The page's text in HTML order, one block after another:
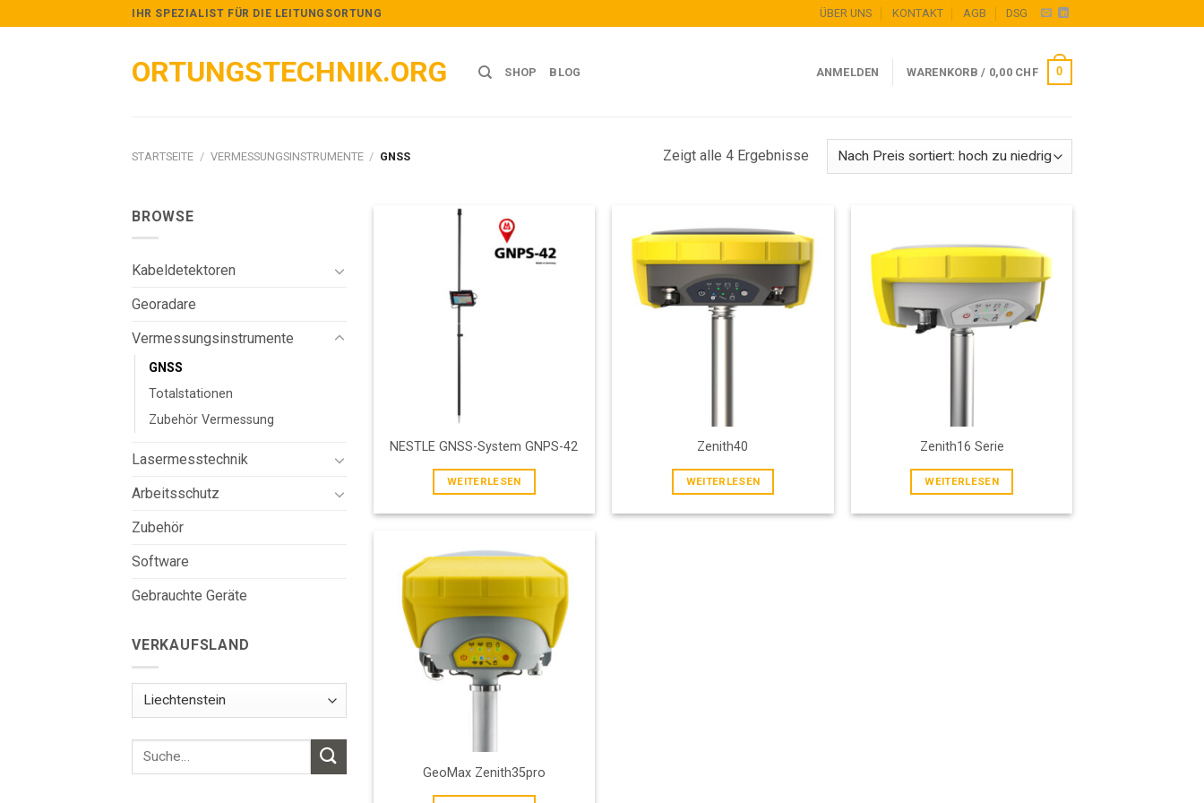
to
IHR SPEZIALIST FÜR DIE LEITUNGSORTUNG ÜBER UNS KONTAKT AGB DSG
ORTUNGSTECHNIK.ORG SHOP BLOG ANMELDEN WARENKORB / 0,00 CHF 0
STARTSEITE / VERMESSUNGSINSTRUMENTE / GNSS Zeigt alle 4 Ergebnisse
BROWSE
Kabeldetektoren
Georadare
Vermessungsinstrumente
GNSS
Totalstationen
Zubehör Vermessung
Lasermesstechnik
Arbeitsschutz
Zubehör
Software
Gebrauchte Geräte
VERKAUFSLAND
Add to
wishlist
NESTLE GNSS-System GNPS-42
WEITERLESEN
wishlist
Zenith40
WEITERLESEN
Add to
Zenith16 Serie
WEITERLESEN
Add to
GeoMax Zenith35pro